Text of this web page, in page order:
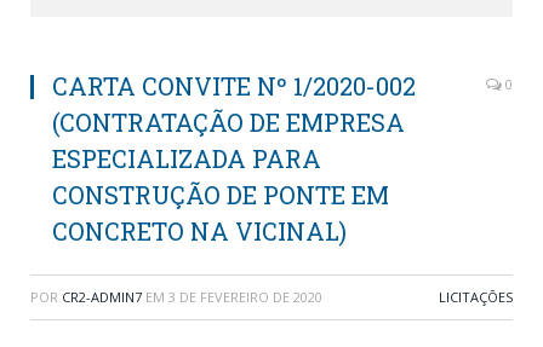
CARTA CONVITE Nº 1/2020-002
(CONTRATAÇÃO DE EMPRESA
ESPECIALIZADA PARA
CONSTRUÇÃO DE PONTE EM
CONCRETO NA VICINAL)
0
POR CR2-ADMIN7 EM 3 DE FEVEREIRO DE 2020 LICITAÇÕES